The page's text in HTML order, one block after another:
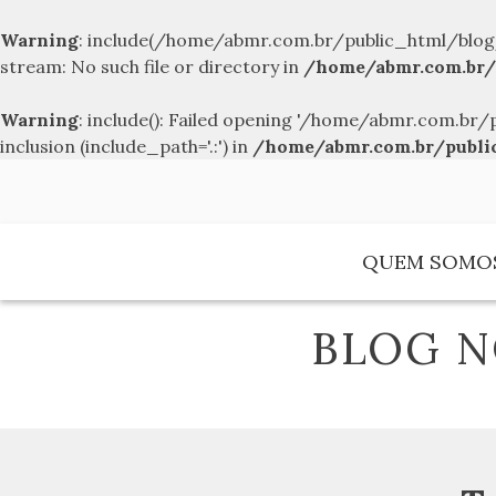
Warning: include(/home/abmr.com.br/public_html/
stream: No such file or directory in /home/
Warning: include(): Failed opening '/home/
inclusion (include_path='.:') in /home/abmr.com.br/
QUEM
BLOG